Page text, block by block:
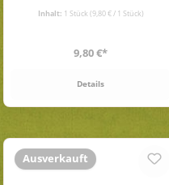
Inhalt: 1 Stück (9,80 € / 1 Stück)
Regulärer Preis:
9,80 €*
Details
Ausverkauft